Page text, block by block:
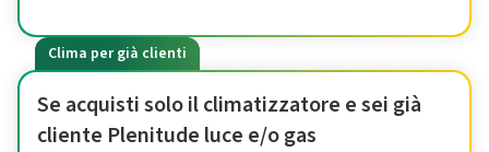
Clima per già clienti
Se acquisti solo il climatizzatore e sei già
cliente Plenitude luce e/o gas